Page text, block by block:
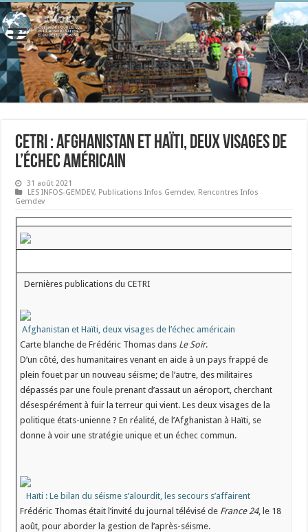
CETRI : Afghanistan et Haïti, deux visages de
l’échec américain
31 août 2021
LES INFOS-GEMDEV, Publications Infos Gemdev, Rencontres Infos
Gemdev
Dernières publications du CETRI
Afghanistan et Haïti, deux visages de l’échec américain
Carte blanche de Frédéric Thomas dans Le Soir.
D’un côté, des humanitaires venant en aide à un pays frappé de
plein fouet par un nouveau séisme; de l’autre, des militaires
dépassés par une foule prenant d’assaut un aéroport, cherchant
désespérément à fuir la terreur qui vient. Les deux visages de la
politique états-unienne ? En réalité, de l’Afghanistan à Haïti, se
donne à voir une stratégie unique et un échec commun.
Haïti : Le bilan du séisme s’alourdit, les secours s’affairent
Frédéric Thomas était l’invité du journal télévisé de France 24, le 18
août, pour aborder la gestion de l’après-séisme.